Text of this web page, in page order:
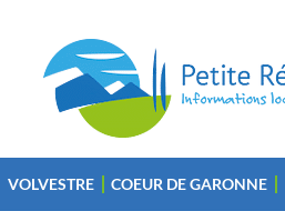
VOLVESTRE COEUR DE GARONNE